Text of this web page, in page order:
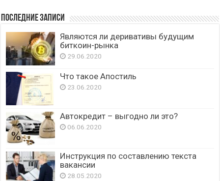
Последние записи
Являются ли деривативы будущим
биткоин-рынка
29.06.2020
Что такое Апостиль
23.06.2020
Автокредит – выгодно ли это?
06.06.2020
Инструкция по составлению текста
вакансии
28.05.2020